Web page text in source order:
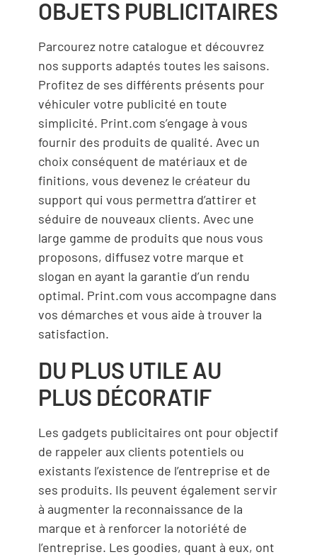
OBJETS PUBLICITAIRES
Parcourez notre catalogue et découvrez
nos supports adaptés toutes les saisons.
Profitez de ses différents présents pour
véhiculer votre publicité en toute
simplicité. Print.com s’engage à vous
fournir des produits de qualité. Avec un
choix conséquent de matériaux et de
finitions, vous devenez le créateur du
support qui vous permettra d’attirer et
séduire de nouveaux clients. Avec une
large gamme de produits que nous vous
proposons, diffusez votre marque et
slogan en ayant la garantie d’un rendu
optimal. Print.com vous accompagne dans
vos démarches et vous aide à trouver la
satisfaction.
DU PLUS UTILE AU
PLUS DÉCORATIF
Les gadgets publicitaires ont pour objectif
de rappeler aux clients potentiels ou
existants l’existence de l’entreprise et de
ses produits. Ils peuvent également servir
à augmenter la reconnaissance de la
marque et à renforcer la notoriété de
l’entreprise. Les goodies, quant à eux, ont